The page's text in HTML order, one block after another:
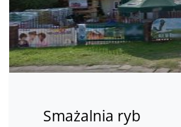
Smażalnia ryb